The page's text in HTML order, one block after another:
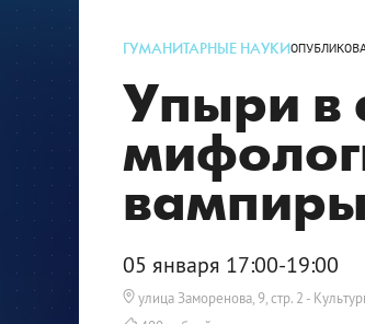
ГУМАНИТАРНЫЕ НАУКИ
Упыри в
05 января 17:00-19:00
улица Заморенова, 9, стр. 2 -